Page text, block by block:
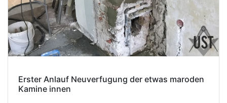
Erster Anlauf Neuverfugung der etwas maroden
Kamine innen